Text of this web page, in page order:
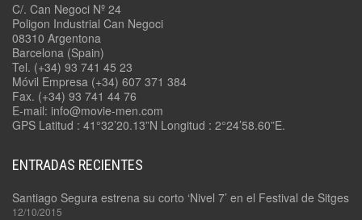
C/. Can Negoci Nº 24
Poligon Industrial Can Negoci
08310 Argentona
Barcelona (Spain)
Tel. (+34) 93 741 45 23
Móvil Empresa (+34) 607 371 384
Fax. (+34) 93 741 44 76
E-mail: info@movie-men.com
GPS Latitud : 41°32’20.13”N Longitud : 2°24’58.60”E.
ENTRADAS RECIENTES
Santiago Segura estrena su corto ‘Nivel 7’ en el Festival de Sitges
12/10/2015